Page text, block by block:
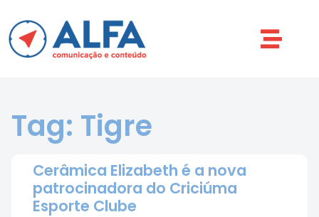
Tag: Tigre
Cerâmica Elizabeth é a nova
patrocinadora do Criciúma
Esporte Clube